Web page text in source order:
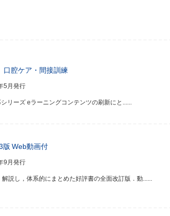
腔ケア・間接訓練
5月発行
リーズ eラーニングコンテンツの刷新にと......
版 Web動画付
9月発行
説し，体系的にまとめた好評書の全面改訂版．動......